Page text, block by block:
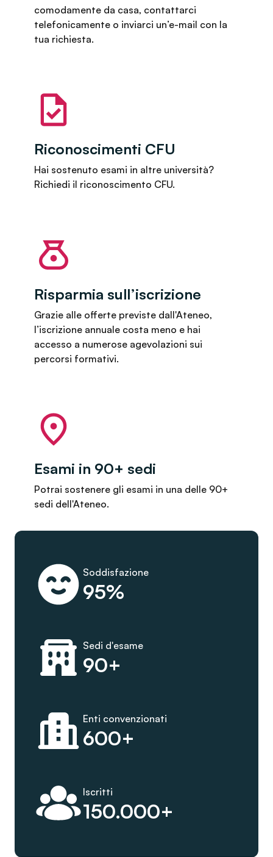
comodamente da casa, contattarci
telefonicamente o inviarci un’e-mail con la
tua richiesta.
Riconoscimenti CFU
Hai sostenuto esami in altre università?
Richiedi il riconoscimento CFU.
Risparmia sull’iscrizione
Grazie alle offerte previste dall'Ateneo,
l’iscrizione annuale costa meno e hai
accesso a numerose agevolazioni sui
percorsi formativi.
Esami in 90+ sedi
Potrai sostenere gli esami in una delle 90+
sedi dell'Ateneo.
95%
Soddisfazione
90+
Sedi d'esame
600+
Enti convenzionati
150.000+
Iscritti